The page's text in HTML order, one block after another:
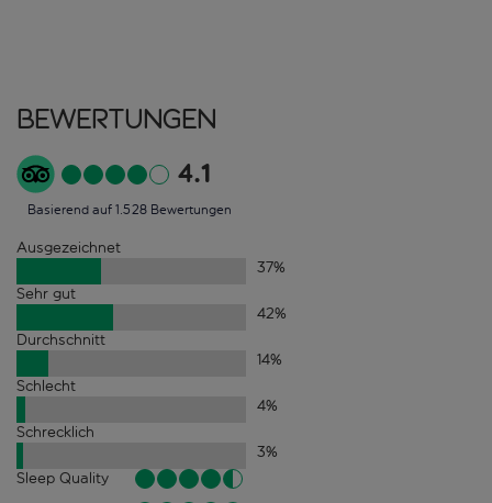
Bewertungen
4.1
Basierend auf 1.528 Bewertungen
Ausgezeichnet
37%
Sehr gut
42%
Durchschnitt
14%
Schlecht
4%
Schrecklich
3%
Sleep Quality